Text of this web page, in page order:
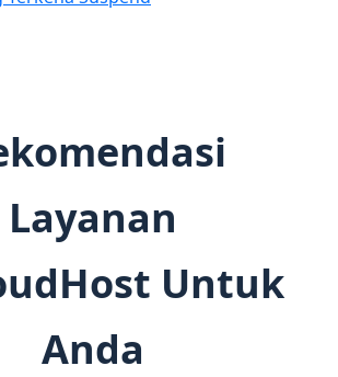
Layanan
Untuk
Anda